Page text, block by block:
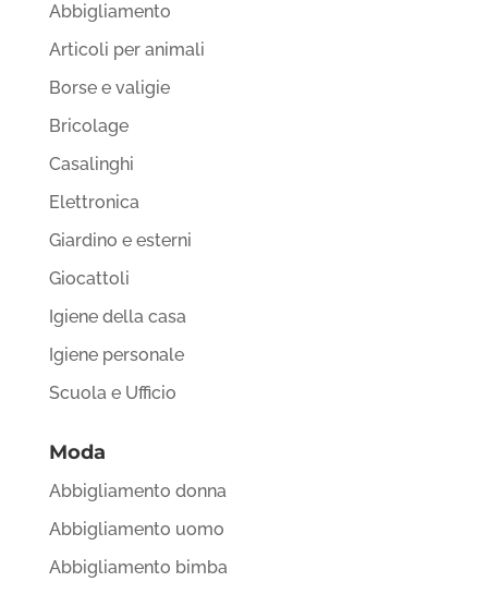
Abbigliamento
Articoli per animali
Borse e valigie
Bricolage
Casalinghi
Elettronica
Giardino e esterni
Giocattoli
Igiene della casa
Igiene personale
Scuola e Ufficio
Moda
Abbigliamento donna
Abbigliamento uomo
Abbigliamento bimba